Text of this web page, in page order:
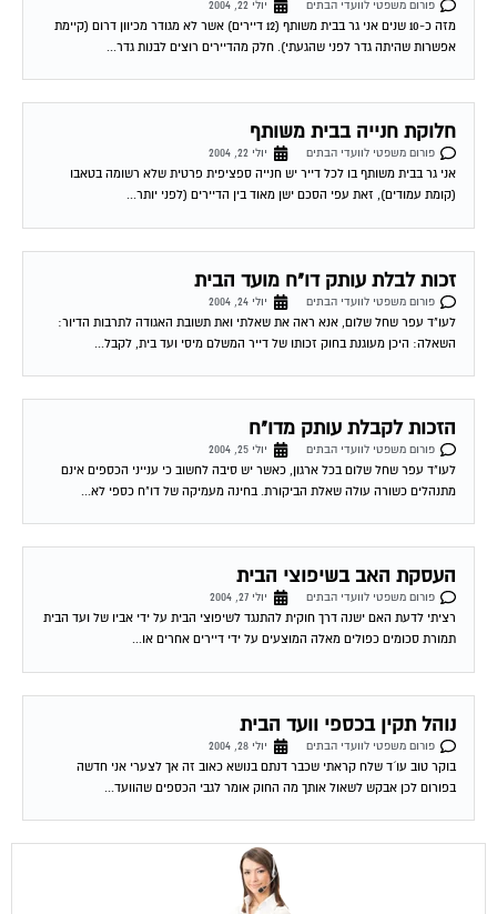
פורום משפטי לוועדי הבתים
יולי 22, 2004
מזה כ-10 שנים אני גר בבית משותף (12 דיירים) אשר לא מגודר מכיוון דרום (קיימת
אפשרות שהיתה גדר לפני שהגעתי). חלק מהדיירים רוצים לבנות גדר...
חלוקת חנייה בבית משותף
פורום משפטי לוועדי הבתים
יולי 22, 2004
אני גר בבית משותף בו לכל דייר יש חנייה ספציפית פרטית שלא רשומה בטאבו
(קומת עמודים), זאת עפי הסכם ישן מאוד בין הדיירים (לפני יותר...
זכות לבלת עותק דו"ח מועד הבית
פורום משפטי לוועדי הבתים
יולי 24, 2004
לעו"ד עפר שחל שלום, אנא ראה את שאלתי ואת תשובת האגודה לתרבות הדיור:
השאלה: היכן מעוגנת בחוק זכותו של דייר המשלם מיסי ועד בית, לקבל...
הזכות לקבלת עותק מדו"ח
פורום משפטי לוועדי הבתים
יולי 25, 2004
לעו"ד עפר שחל שלום בכל ארגון, כאשר יש סיבה לחשוב כי ענייני הכספים אינם
מתנהלים כשורה עולה שאלת הביקורת. בחינה מעמיקה של דו"ח כספי לא...
העסקת האב בשיפוצי הבית
פורום משפטי לוועדי הבתים
יולי 27, 2004
רציתי לדעת האם ישנה דרך חוקית להתנגד לשיפוצי הבית על ידי אביו של ועד הבית
תמורת סכומים כפולים מאלה המוצעים על ידי דיירים אחרים או...
נוהל תקין בכספי וועד הבית
פורום משפטי לוועדי הבתים
יולי 28, 2004
בוקר טוב עו´ד שלח קראתי שכבר דנתם בנושא כאוב זה אך לצערי אני חדשה
בפורום לכן אבקש לשאול אותך מה החוק אומר לגבי הכספים שהוועד...